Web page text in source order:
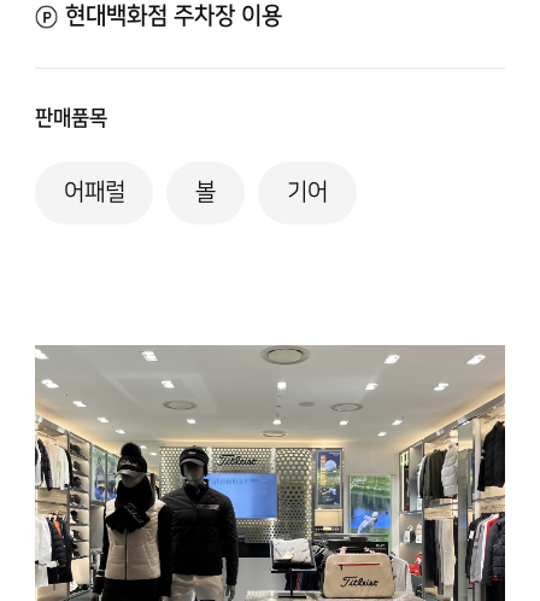
현대백화점 주차장 이용
판매품목
어패럴 볼 기어